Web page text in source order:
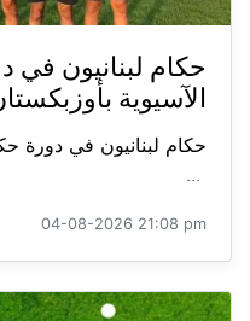
حكام لبنانيون في
الآسيوية
حكام لبنانيون في دورة
...
04-08-2026 21:08 pm